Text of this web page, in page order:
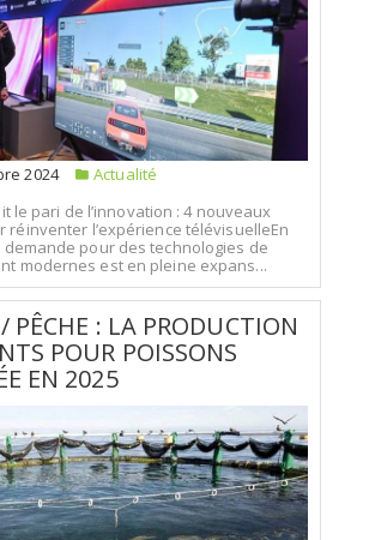
2024
Actualité
le pari de l’innovation : 4 nouveaux
réinventer l’expérience télévisuelleEn
demande pour des technologies de
modernes est en pleine expans...
PÊCHE : LA PRODUCTION
POUR POISSONS
EN 2025